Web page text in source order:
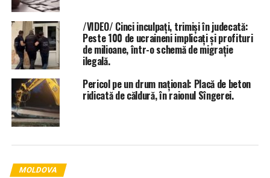
/VIDEO/ Cinci inculpați, trimiși în judecată:
Peste 100 de ucraineni implicați și profituri
de milioane, într-o schemă de migrație
ilegală.
Pericol pe un drum național: Placă de beton
ridicată de căldură, în raionul Sîngerei.
MOLDOVA